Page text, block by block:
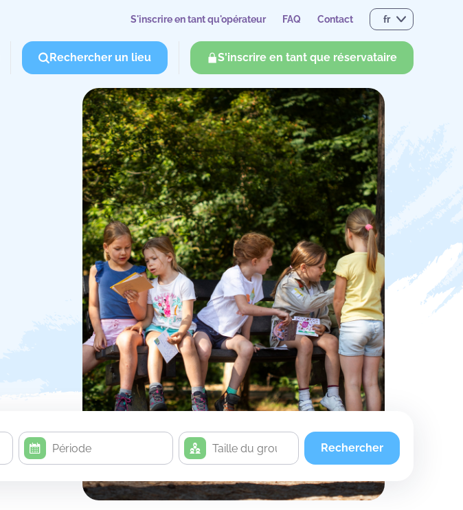
S'inscrire en tant qu'opérateur FAQ Contact fr
Rechercher un lieu S'inscrire en tant que réservataire
Rechercher